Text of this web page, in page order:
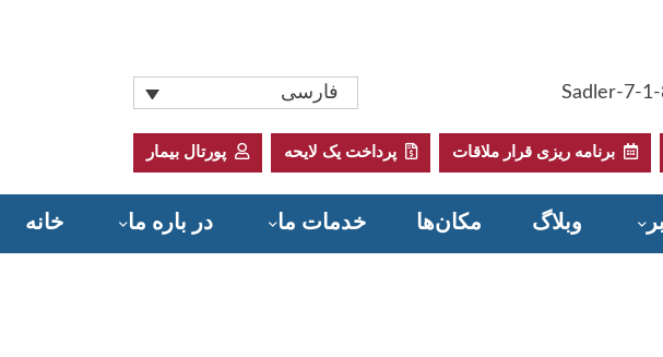
1- فارسی
برنامه ریزی قرار ملاقات پرداخت یک لایحه پورتال بیمار
خانه در باره ما خدمات ما مکان‌ها وبلاگ